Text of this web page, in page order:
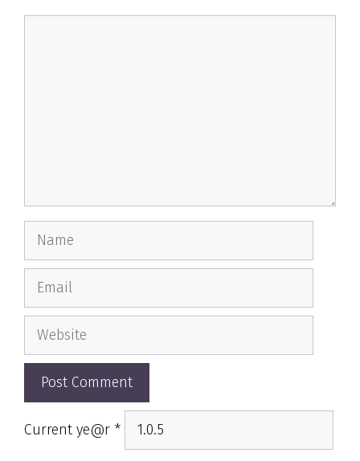
Name
Email
Website
Current ye@r *